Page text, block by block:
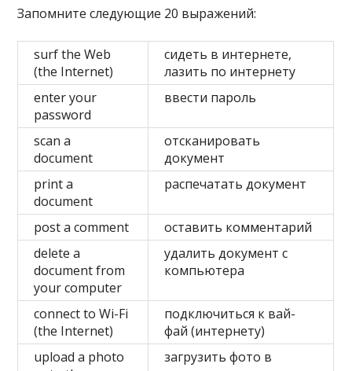
Запомните следующие 20 выражений:
surf the Web
(the Internet)
сидеть в интернете,
лазить по интернету
enter your
password
ввести пароль
scan a
document
отсканировать
документ
print a
document
распечатать документ
post a comment
оставить комментарий
delete a
document from
your computer
удалить документ с
компьютера
connect to Wi-Fi
(the Internet)
подключиться к вай-
фай (интернету)
upload a photo
загрузить фото в